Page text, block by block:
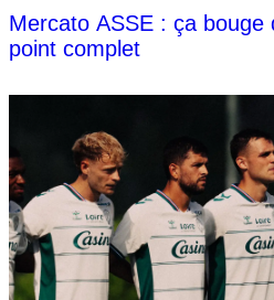
Mercato ASSE : ça
point complet